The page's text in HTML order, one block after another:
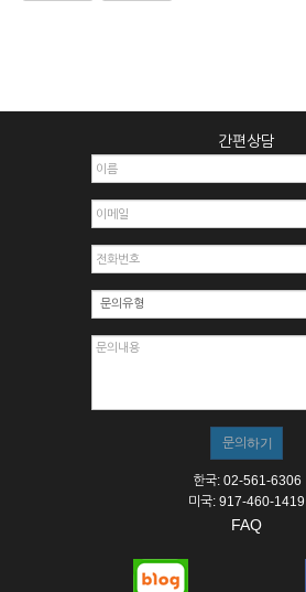
간편상담
한국: 02-561-6306
미국: 917-460-1419
FAQ